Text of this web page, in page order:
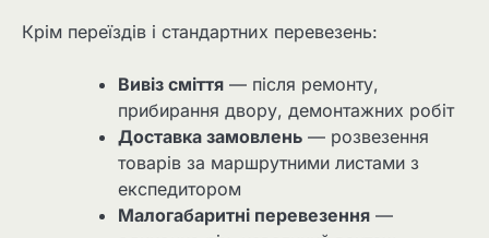
Крім переїздів і стандартних перевезень:
Вивіз сміття — після ремонту,
прибирання двору, демонтажних робіт
Доставка замовлень — розвезення
товарів за маршрутними листами з
експедитором
Малогабаритні перевезення —